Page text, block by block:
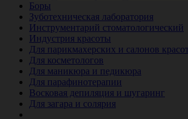
Боры
Зуботехническая лаборатория
Инструментарий стоматологический
Индустрия красоты
Для парикмахерских и салонов
Для косметологов
Для маникюра и педикюра
Для парафинотерапии
Восковая депиляция и шугаринг
Для загара и солярия